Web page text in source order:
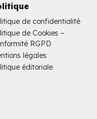
de confidentialité
de Cookies –
RGPD
légales
éditoriale